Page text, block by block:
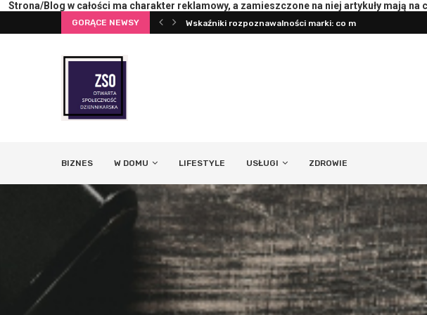
Strona/Blog w całości ma charakter reklamowy, a zamieszczone na niej artykuły mają
GORĄCE NEWSY
Wskaźniki rozpoznawalności marki: co mierzyć
Pierwsza konsultacja z psychoterapeutą: pytania i
BIZNES W DOMU LIFESTYLE USŁUGI ZDROWIE